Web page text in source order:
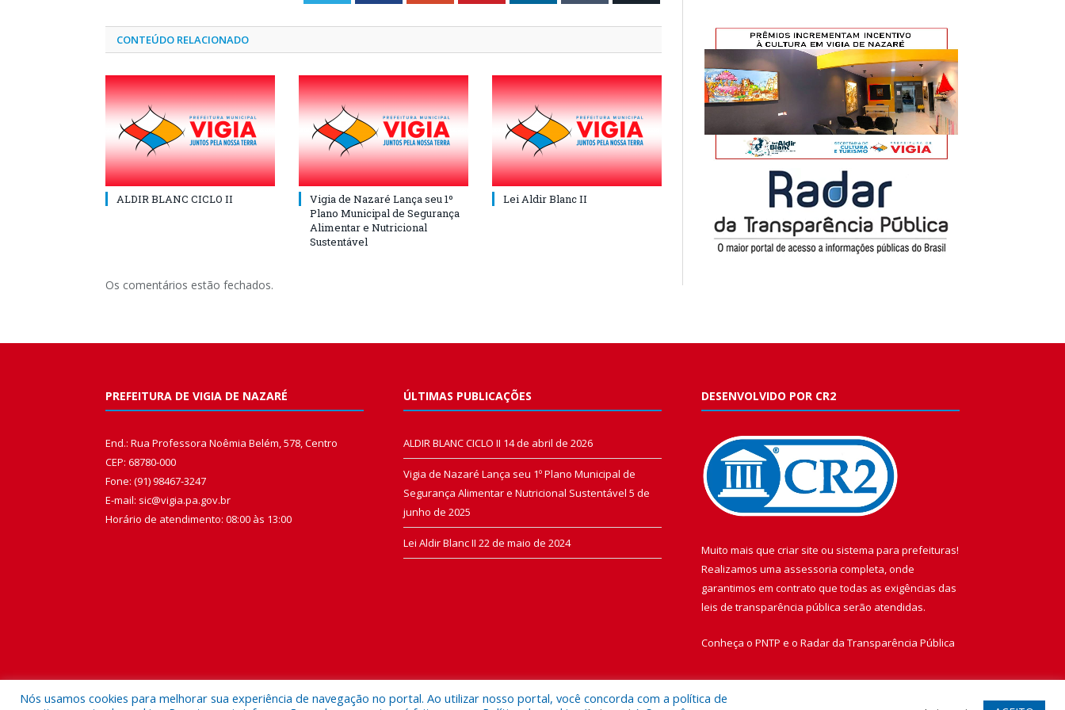
CONTEÚDO RELACIONADO
ALDIR BLANC CICLO II
Vigia de Nazaré Lança seu 1º
Plano Municipal de Segurança
Alimentar e Nutricional
Sustentável
Lei Aldir Blanc II
Os comentários estão fechados.
PREFEITURA DE VIGIA DE NAZARÉ
End.: Rua Professora Noêmia Belém, 578, Centro
CEP: 68780-000
Fone: (91) 98467-3247
E-mail: sic@vigia.pa.gov.br
Horário de atendimento: 08:00 às 13:00
ÚLTIMAS PUBLICAÇÕES
ALDIR BLANC CICLO II 14 de abril de 2026
Vigia de Nazaré Lança seu 1º Plano Municipal de
Segurança Alimentar e Nutricional Sustentável 5 de
junho de 2025
Lei Aldir Blanc II 22 de maio de 2024
DESENVOLVIDO POR CR2
Muito mais que criar site ou sistema para prefeituras!
Realizamos uma assessoria completa, onde
garantimos em contrato que todas as exigências das
leis de transparência pública serão atendidas.
Conheça o PNTP e o Radar da Transparência Pública
Nós usamos cookies para melhorar sua experiência de navegação no portal. Ao utilizar nosso portal, você concorda com a política de